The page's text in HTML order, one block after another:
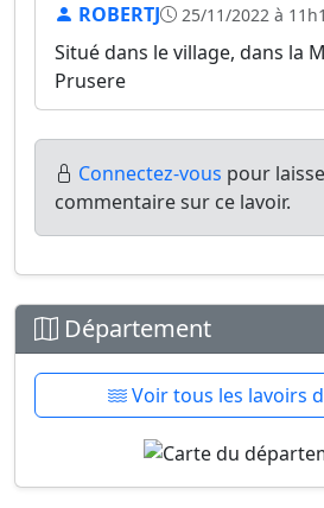
ROBERTJ 25/11/2022 à
Situé dans le village, dans la
Prusere
Connectez-vous pour
commentaire sur ce lavoir.
Département
Voir tous les lavoirs